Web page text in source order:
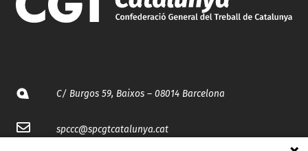
C/ Burgos 59, Baixos – 08014 Barcelona
spccc@spcgtcatalunya.cat